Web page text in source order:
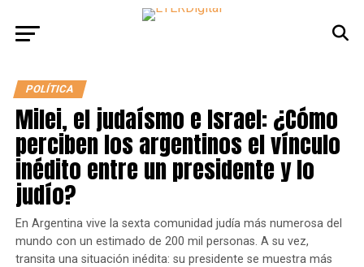
POLÍTICA
Milei, el judaísmo e Israel: ¿Cómo
perciben los argentinos el vínculo
inédito entre un presidente y lo
judío?
En Argentina vive la sexta comunidad judía más numerosa del
mundo con un estimado de 200 mil personas. A su vez,
transita una situación inédita: su presidente se muestra más